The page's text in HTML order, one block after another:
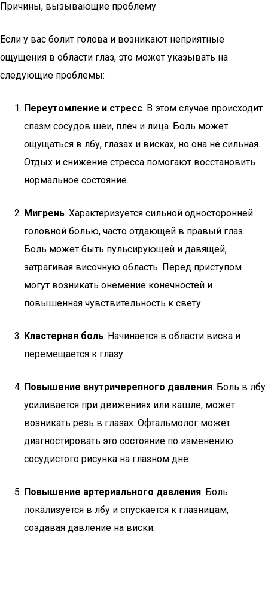
Причины, вызывающие проблему
Если у вас болит голова и возникают неприятные
ощущения в области глаз, это может указывать на
следующие проблемы:
Переутомление и стресс. В этом случае происходит
спазм сосудов шеи, плеч и лица. Боль может
ощущаться в лбу, глазах и висках, но она не сильная.
Отдых и снижение стресса помогают восстановить
нормальное состояние.
Мигрень. Характеризуется сильной односторонней
головной болью, часто отдающей в правый глаз.
Боль может быть пульсирующей и давящей,
затрагивая височную область. Перед приступом
могут возникать онемение конечностей и
повышенная чувствительность к свету.
Кластерная боль. Начинается в области виска и
перемещается к глазу.
Повышение внутричерепного давления. Боль в лбу
усиливается при движениях или кашле, может
возникать резь в глазах. Офтальмолог может
диагностировать это состояние по изменению
сосудистого рисунка на глазном дне.
Повышение артериального давления. Боль
локализуется в лбу и спускается к глазницам,
создавая давление на виски.